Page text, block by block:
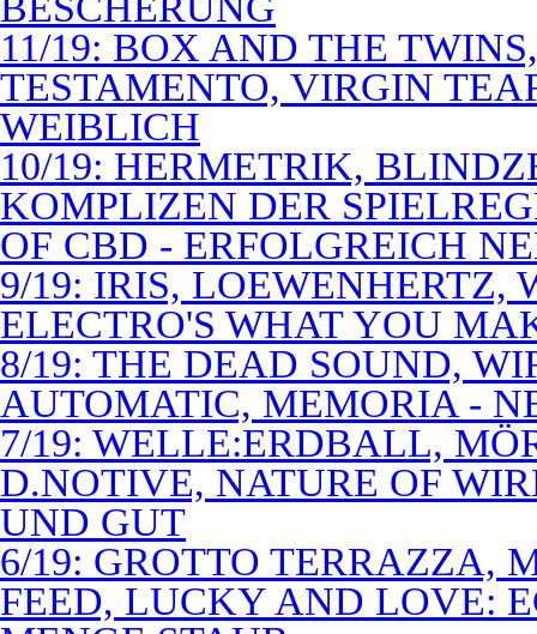
11/19: BOX AND THE
TESTAMENTO, VIRGIN
WEIBLICH
10/19: HERMETRIK,
KOMPLIZEN DER
OF CBD - ERFOLGREICH
9/19: IRIS, LOEWENHERTZ,
ELECTRO'S WHAT YOU
8/19: THE DEAD SOUND,
AUTOMATIC, MEMORIA -
7/19: WELLE:ERDBALL,
D.NOTIVE, NATURE OF
UND GUT
6/19: GROTTO TERRAZZA,
FEED, LUCKY AND LOVE: